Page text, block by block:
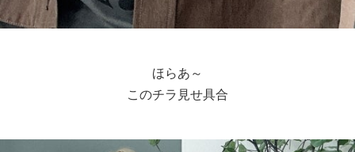
ほらあ～
このチラ見せ具合